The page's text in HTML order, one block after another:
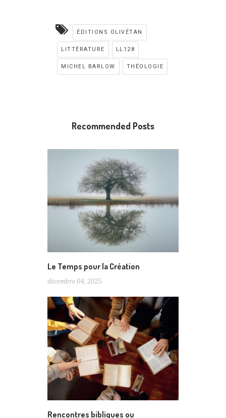
ÉDITIONS OLIVÉTAN
LITTÉRATURE LL128
MICHEL BARLOW THÉOLOGIE
Recommended Posts
Le Temps pour la Création
décembre 04, 2025
Rencontres bibliques ou